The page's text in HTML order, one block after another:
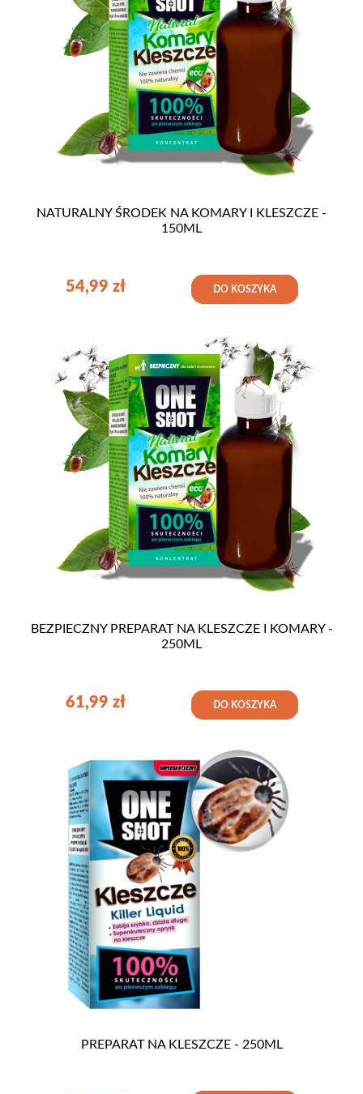
NATURALNY ŚRODEK NA KOMARY I KLESZCZE -
150ML
54,99 zł DO KOSZYKA
BEZPIECZNY PREPARAT NA KLESZCZE I KOMARY -
250ML
61,99 zł DO KOSZYKA
PREPARAT NA KLESZCZE - 250ML